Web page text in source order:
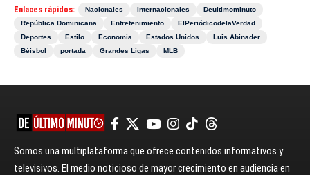
Enlaces rápidos: Nacionales Internacionales
Deultimominuto
República Dominicana
Entretenimiento
ElPeriódicodelaVerdad
Deportes
Estilo Economía Estados Unidos
Luis Abinader
Béisbol
portada Grandes Ligas MLB
Somos una multiplataforma que ofrece contenidos informativos y
televisivos. El medio noticioso de mayor crecimiento en audiencia en